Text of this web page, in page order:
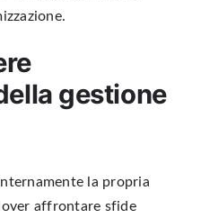
gestione
la propria
affrontare sfide